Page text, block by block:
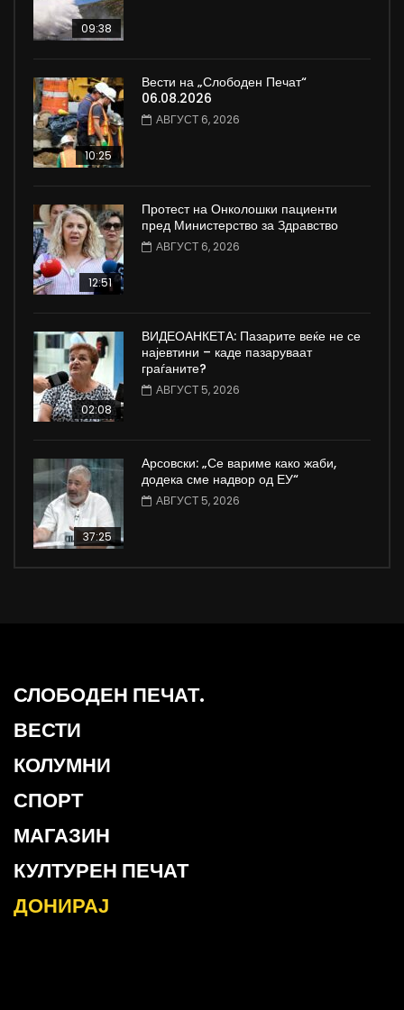
09:38
10:25
Вести на „Слободен Печат“
06.08.2026
АВГУСТ 6, 2026
12:51
Протест на Онколошки пациенти
пред Министерство за Здравство
АВГУСТ 6, 2026
02:08
ВИДЕОАНКЕТА: Пазарите веќе не се
најевтини – каде пазаруваат
граѓаните?
АВГУСТ 5, 2026
37:25
Арсовски: „Се вариме како жаби,
додека сме надвор од ЕУ“
АВГУСТ 5, 2026
СЛОБОДЕН ПЕЧАТ.
ВЕСТИ
КОЛУМНИ
СПОРТ
МАГАЗИН
КУЛТУРЕН ПЕЧАТ
ДОНИРАЈ